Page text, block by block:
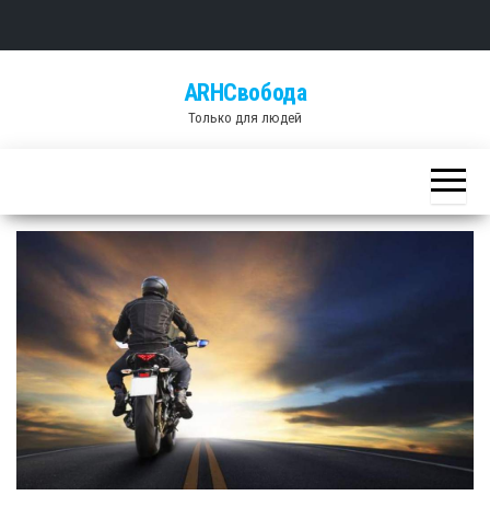
ARHСвобода
Только для людей